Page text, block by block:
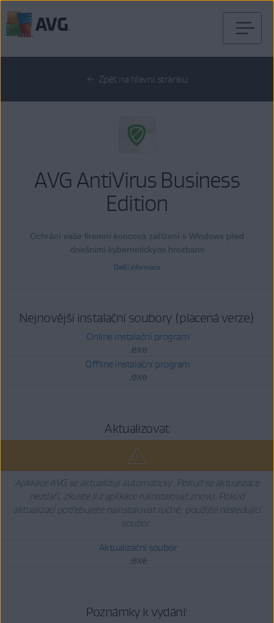
na
Zpět na hlavní stránku
AVG AntiVirus Business
Edition
Ochrání vaše firemní koncová zařízení s Windows před
dnešními kybernetickými hrozbami
Další informace
Nejnovější instalační soubory (placená verze)
Online instalační program
.exe
Offline instalační program
.exe
Aktualizovat
Aplikace AVG se aktualizují automaticky. Pokud se aktualizace
nezdaří, zkuste ji z aplikace nainstalovat znovu. Pokud
aktualizaci potřebujete nainstalovat ručně, použijte následující
soubor.
Aktualizační soubor
.exe
Poznámky k vydání: